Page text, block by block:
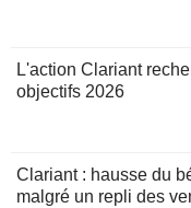
L'action Clariant
objectifs 2026
Clariant : hausse du
malgré un repli des